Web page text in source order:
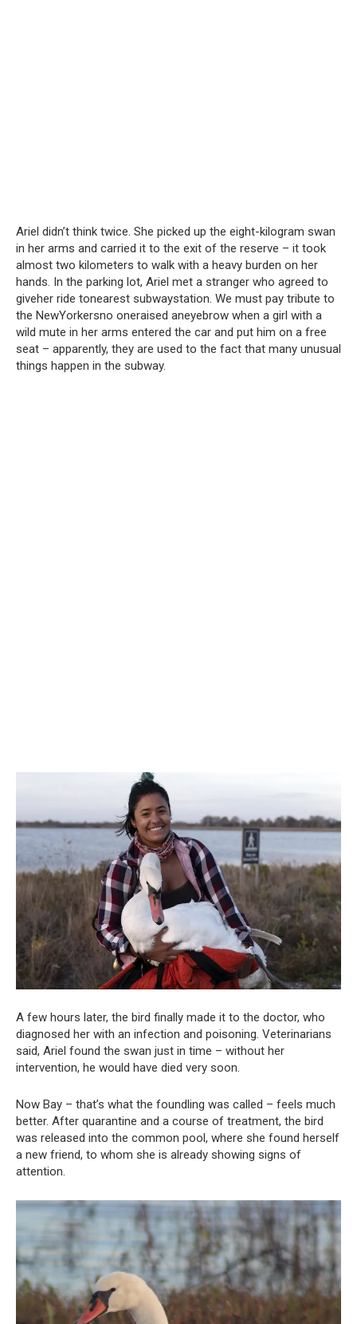
Ariel didn’t think twice. She picked up the eight-kilogram swan
in her arms and carried it to the exit of the reserve – it took
almost two kilometers to walk with a heavy burden on her
hands. In the parking lot, Ariel met a stranger who agreed to
giveher ride tonearest subwaystation. We must pay tribute to
the NewYorkersno oneraised aneyebrow when a girl with a
wild mute in her arms entered the car and put him on a free
seat – apparently, they are used to the fact that many unusual
things happen in the subway.
A few hours later, the bird finally made it to the doctor, who
diagnosed her with an infection and poisoning. Veterinarians
said, Ariel found the swan just in time – without her
intervention, he would have died very soon.
Now Bay – that’s what the foundling was called – feels much
better. After quarantine and a course of treatment, the bird
was released into the common pool, where she found herself
a new friend, to whom she is already showing signs of
attention.